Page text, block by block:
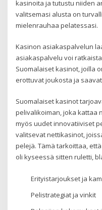
kasinoita ja tutustu niiden
valitsemasi alusta on
mielenrauhaa pelatessasi.
Kasinon asiakaspalvelun
asiakaspalvelu voi
Suomalaiset kasinot, joilla
erottuvat joukosta ja
Suomalaiset kasinot
pelivalikoiman, joka kattaa
myös uudet innovatiiviset
valitsevat nettikasinot,
pelejä. Tämä tarkoittaa,
oli kyseessä sitten ruletti,
Erityistarjoukset ja
Pelistrategiat ja vinkit